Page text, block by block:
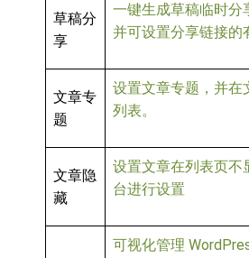
草稿分
享
一键生成草稿临时分
并可设置分享链接的
文章专
题
设置文章专题，并在
列表。
文章隐
藏
设置文章在列表⻚不
台进行设置
可视化管理